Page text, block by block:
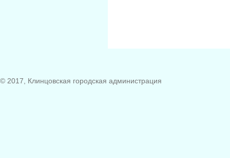
© 2017, Клинцовская городская администрация